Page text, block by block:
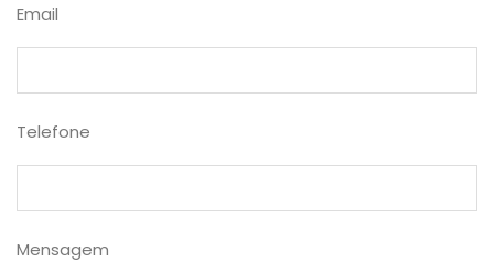
Email
Telefone
Mensagem